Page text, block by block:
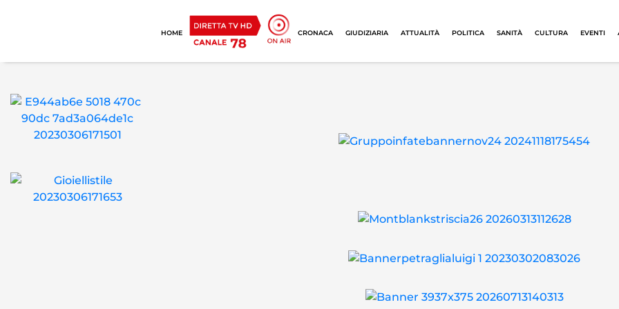
HOME CRONACA GIUDIZIARIA ATTUALITÀ POLITICA SANITÀ CULTURA EVENTI